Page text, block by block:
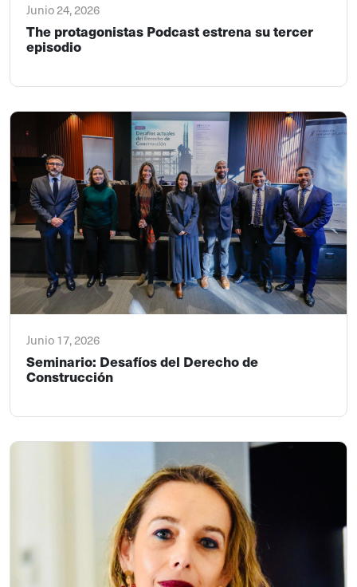
Junio 24, 2026
The protagonistas Podcast estrena su tercer
episodio
Junio 17, 2026
Seminario: Desafíos del Derecho de
Construcción